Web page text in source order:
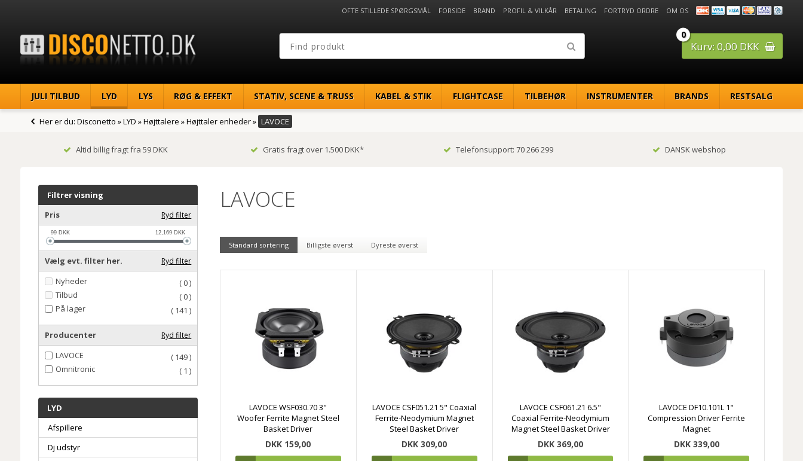
0
Kurv: 0,00 DKK
OFTE STILLEDE SPØRGSMÅL FORSIDE BRAND PROFIL & VILKÅR BETALING FORTRYD ORDRE OM OS
JULI TILBUD LYD LYS RØG & EFFEKT STATIV, SCENE & TRUSS KABEL & STIK FLIGHTCASE TILBEHØR INSTRUMENTER BRANDS RESTSALG
Her er du: Disconetto »LYD »Højttalere »Højttaler enheder» LAVOCE
Altid billig fragt fra 59 DKK Gratis fragt over 1.500 DKK* Telefonsupport: 70 266 299 DANSK webshop
Filtrer visning
Pris
Ryd filter
99DKK 12,169DKK
Vælg evt. filter her. Ryd filter
Nyheder
( 0 )
Tilbud
( 0 )
På lager
( 141 )
Producenter Ryd filter
LAVOCE
( 149 )
Omnitronic
( 1 )
LYD
Afspillere
Dj udstyr
LAVOCE
Standard sortering Billigste øverst Dyreste øverst
LAVOCE WSF030.70 3"
Woofer Ferrite Magnet Steel
Basket Driver
DKK 159,00
LAVOCE CSF051.21 5" Coaxial
Ferrite-Neodymium Magnet
Steel Basket Driver
DKK 309,00
LAVOCE CSF061.21 6.5"
Coaxial Ferrite-Neodymium
Magnet Steel Basket Driver
DKK 369,00
LAVOCE DF10.101L 1"
Compression Driver Ferrite
Magnet
DKK 339,00